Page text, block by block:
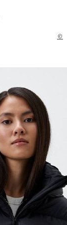
©